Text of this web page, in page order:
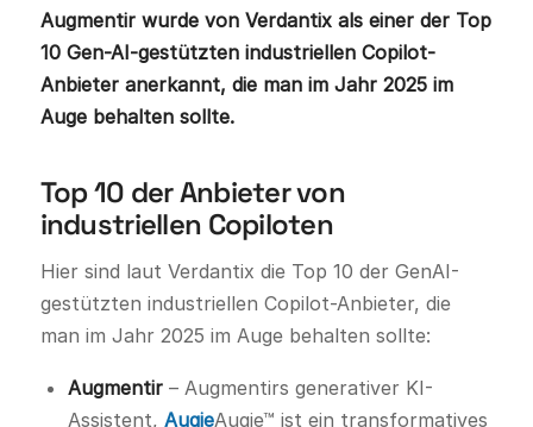
Augmentir wurde von Verdantix als einer der Top
10 Gen-AI-gestützten industriellen Copilot-
Anbieter anerkannt, die man im Jahr 2025 im
Auge behalten sollte.
Top 10 der Anbieter von
industriellen Copiloten
Hier sind laut Verdantix die Top 10 der GenAI-
gestützten industriellen Copilot-Anbieter, die
man im Jahr 2025 im Auge behalten sollte:
Augmentir– Augmentirs generativer KI-
Assistent, AugieAugie™ ist ein transformatives